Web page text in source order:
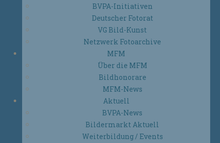
BVPA-Initiativen
Deutscher Fotorat
VG Bild-Kunst
Netzwerk Fotoarchive
MFM
Über die MFM
Bildhonorare
MFM-News
Aktuell
BVPA-News
Bildermarkt Aktuell
Weiterbildung / Events